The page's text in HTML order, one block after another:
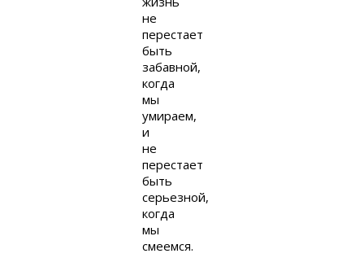
не
перестает
быть
забавной,
когда
мы
умираем,
и
не
перестает
быть
серьезной,
когда
мы
смеемся.